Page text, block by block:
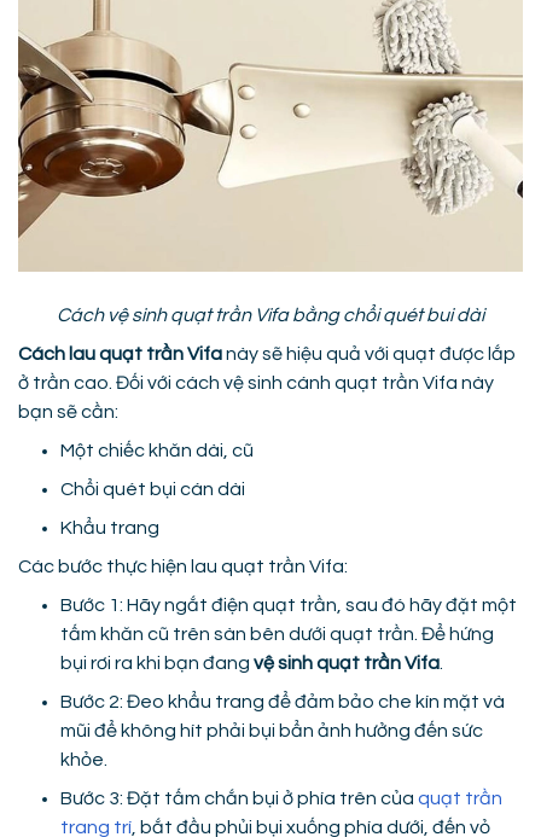
Cách vệ sinh quạt trần Vifa bằng chổi quét bui dài
Cách lau quạt trần Vifanày sẽ hiệu quả với quạt được lắp
ở trần cao. Đối với cách vệ sinh cánh quạt trần Vifa này
bạn sẽ cần:
Một chiếc khăn dài, cũ
Chổi quét bụi cán dài
Khẩu trang
Các bước thực hiện lau quạt trần Vifa:
Bước 1: Hãy ngắt điện quạt trần, sau đó hãy đặt một
tấm khăn cũ trên sàn bên dưới quạt trần. Để hứng
bụi rơi ra khi bạn đang vệ sinh quạt trần Vifa
Bước 2: Đeo khẩu trang để đảm bảo che kín mặt và
mũi để không hít phải bụi bẩn ảnh hưởng đến sức
khỏe.
Bước 3: Đặt tấm chắn bụi ở phía trên của quạt trần
trang trí , bắt đầu phủi bụi xuống phía dưới, đến vỏ